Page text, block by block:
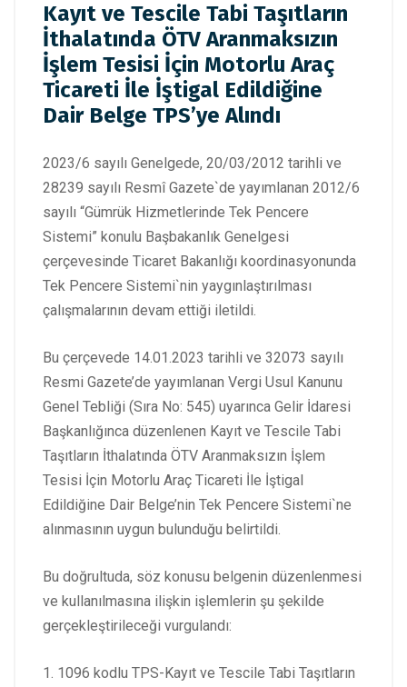
Kayıt ve Tescile Tabi Taşıtların
İthalatında ÖTV Aranmaksızın
İşlem Tesisi İçin Motorlu Araç
Ticareti İle İştigal Edildiğine
Dair Belge TPS’ye Alındı
2023/6 sayılı Genelgede, 20/03/2012 tarihli ve
28239 sayılı Resmî Gazete`de yayımlanan 2012/6
sayılı “Gümrük Hizmetlerinde Tek Pencere
Sistemi” konulu Başbakanlık Genelgesi
çerçevesinde Ticaret Bakanlığı koordinasyonunda
Tek Pencere Sistemi`nin yaygınlaştırılması
çalışmalarının devam ettiği iletildi.
Bu çerçevede 14.01.2023 tarihli ve 32073 sayılı
Resmi Gazete’de yayımlanan Vergi Usul Kanunu
Genel Tebliği (Sıra No: 545) uyarınca Gelir İdaresi
Başkanlığınca düzenlenen Kayıt ve Tescile Tabi
Taşıtların İthalatında ÖTV Aranmaksızın İşlem
Tesisi İçin Motorlu Araç Ticareti İle İştigal
Edildiğine Dair Belge’nin Tek Pencere Sistemi`ne
alınmasının uygun bulunduğu belirtildi.
Bu doğrultuda, söz konusu belgenin düzenlenmesi
ve kullanılmasına ilişkin işlemlerin şu şekilde
gerçekleştirileceği vurgulandı:
1. 1096 kodlu TPS-Kayıt ve Tescile Tabi Taşıtların